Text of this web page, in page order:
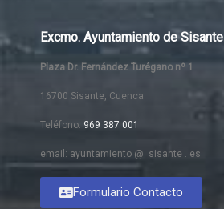
Excmo. Ayuntamiento de Sisante
Plaza Dr. Fernández Turégano nº 1
16700 Sisante, Cuenca
Teléfono: 969 387 001
email: ayuntamiento @ sisante . es
Formulario Contacto